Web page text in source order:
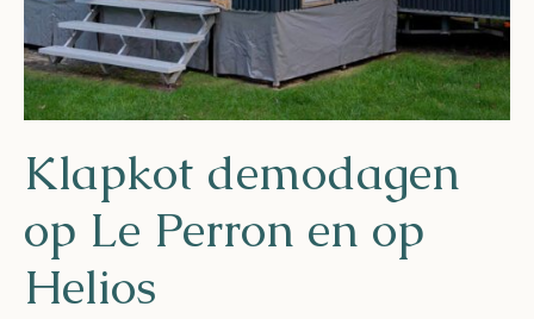
Parken
Ossendrecht
Le Perron
Klapkot demodagen
op Le Perron en op
Helios